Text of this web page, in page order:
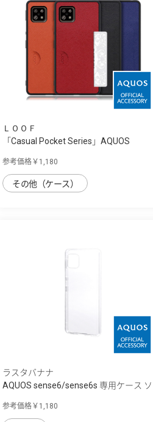
ＬＯＯＦ
「Casual Pocket Series」AQUOS
参考価格￥1,180
その他（ケース）
ラスタバナナ
AQUOS sense6/sense6s 専用ケース ソ
参考価格￥1,180